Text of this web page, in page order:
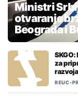
Ministri
otvaranje
Beograda i
za
razvoja
REUC•